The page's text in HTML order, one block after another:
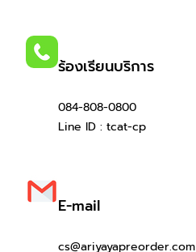
ร้องเรียนบริการ
084-808-0800
Line ID : tcat-cp
E-mail
cs@ariyayapreorder.com